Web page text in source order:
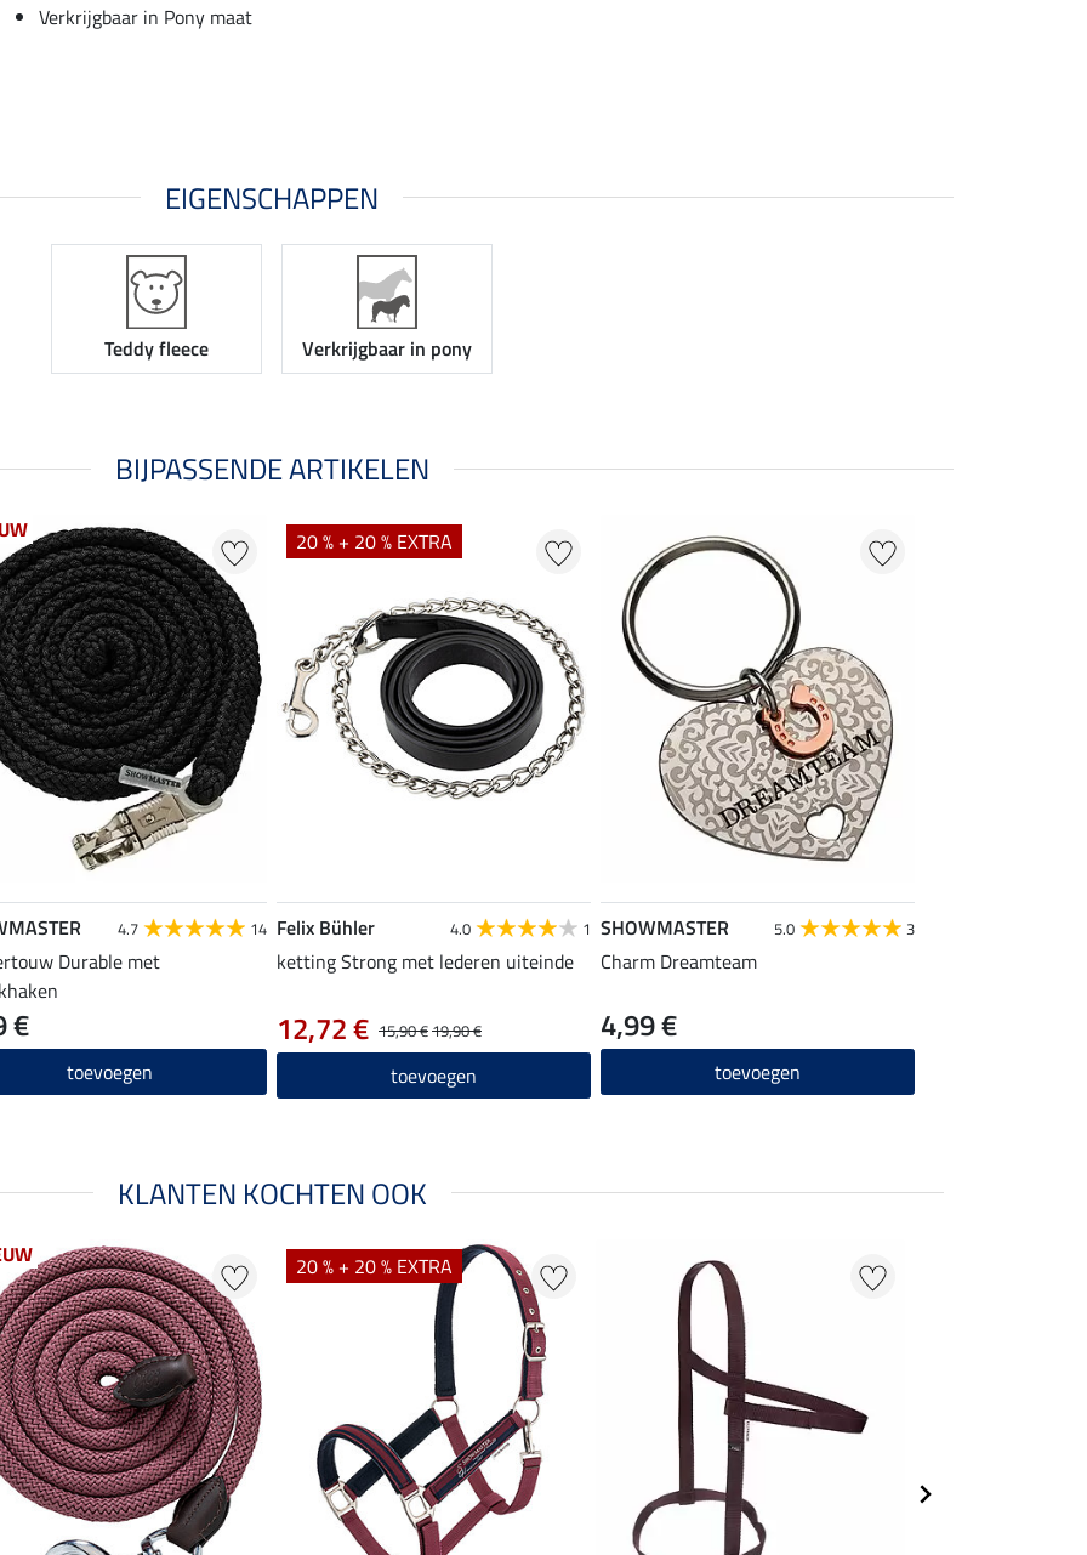
Verkrijgbaar in Pony maat
EIGENSCHAPPEN
Teddy fleece Verkrijgbaar in pony
BIJPASSENDE ARTIKELEN
4.7 14
Durable met
€
toevoegen
20 % + 20 % EXTRA
Felix Bühler 4.0 1
ketting Strong met lederen uiteinde
15,90 €19,90 €
12,72 €
toevoegen
SHOWMASTER 5.0 3
Charm Dreamteam
4,99 €
toevoegen
KLANTEN KOCHTEN OOK
20 % + 20 % EXTRA